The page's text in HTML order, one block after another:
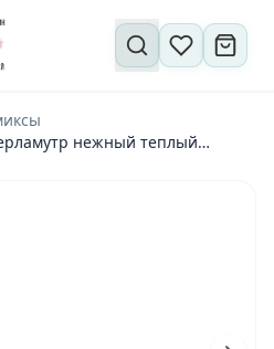
нежный теплый